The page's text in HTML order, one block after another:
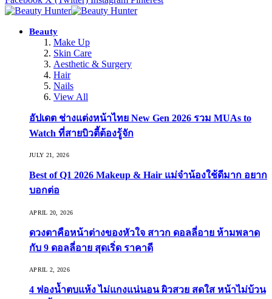
Beauty
Make Up
Skin Care
Aesthetic & Surgery
Hair
Nails
View All
อัปเดต ช่างแต่งหน้าไทย New Gen 2026 รวม MUAs to
Watch ที่สายบิวตี้ต้องรู้จัก
JULY 21, 2026
Best of Q1 2026 Makeup & Hair แม่จ๋าน้องใช้ดีมาก อยาก
บอกต่อ
APRIL 20, 2026
ดวงตาคือหน้าต่างของหัวใจ สาวก ดอลลี่อาย ห้ามพลาด
กับ 9 ดอลลี่อาย สุดเริ่ด ราคาดี
APRIL 2, 2026
4 ฟองน้ำตบแห้ง ไม่แกงแน่นอน ผิวสวย สดใส หน้าไม่บ้วน